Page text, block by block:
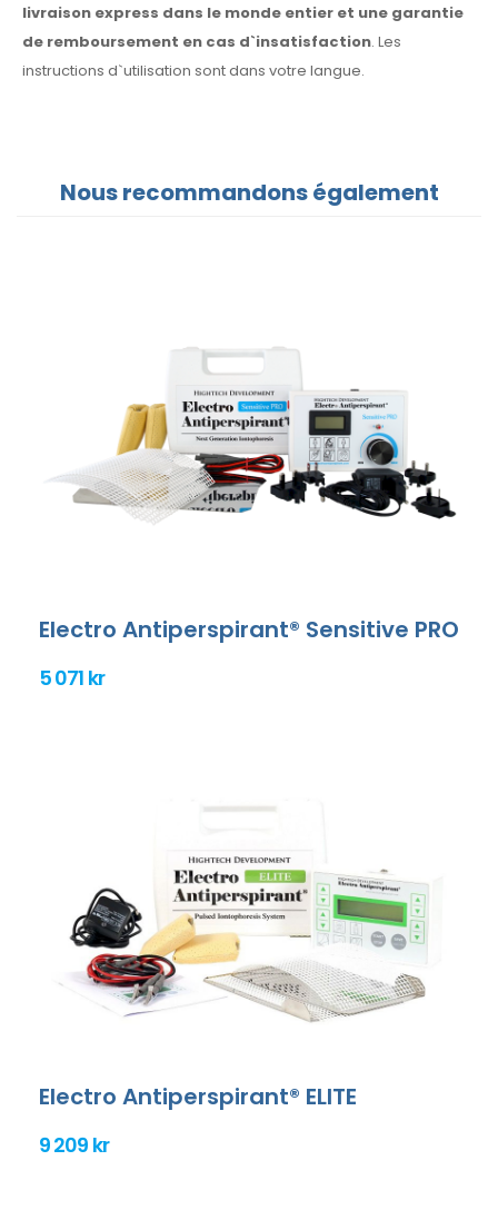
livraison express dans le monde entier et une garantie
de remboursement en cas d`insatisfaction. Les
instructions d`utilisation sont dans votre langue.
Nous recommandons également
Electro Antiperspirant® Sensitive PRO
5 071 kr
Electro Antiperspirant® ELITE
9 209 kr